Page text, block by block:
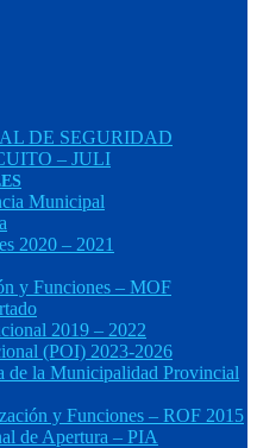
DE SEGURIDAD
– JULI
Municipal
2020 – 2021
y Funciones – MOF
2019 – 2022
(POI) 2023-2026
de la Municipalidad Provincial
y Funciones – ROF 2015
de Apertura – PIA